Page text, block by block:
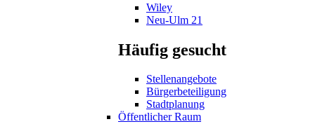
Wiley
Neu-Ulm 21
Häufig gesucht
Stellenangebote
Bürgerbeteiligung
Stadtplanung
Öffentlicher Raum